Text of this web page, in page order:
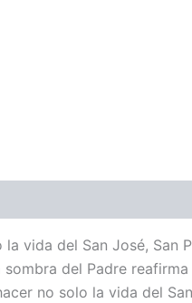
vida del San José,
del Padre
no solo la vida del